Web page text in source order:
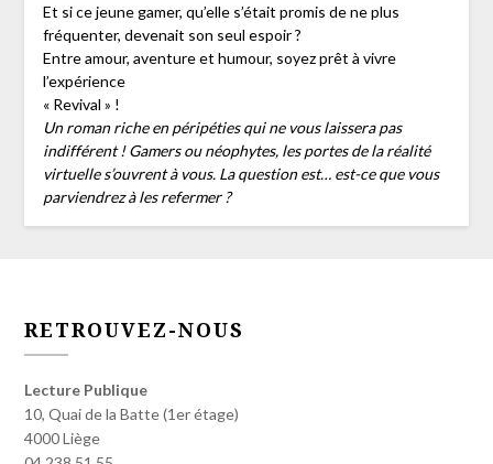
Et si ce jeune gamer, qu’elle s’était promis de ne plus
fréquenter, devenait son seul espoir ?
Entre amour, aventure et humour, soyez prêt à vivre
l’expérience
« Revival » !
Un roman riche en péripéties qui ne vous laissera pas
indifférent ! Gamers ou néophytes, les portes de la réalité
virtuelle s’ouvrent à vous. La question est… est-ce que vous
parviendrez à les refermer ?
RETROUVEZ-NOUS
Lecture Publique
10, Quai de la Batte (1er étage)
4000 Liège